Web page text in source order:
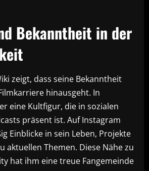
Bekanntheit in der
zeigt, dass seine Bekanntheit
hinausgeht. In
eine Kultfigur, die in sozialen
präsent ist. Auf Instagram
Einblicke in sein Leben, Projekte
aktuellen Themen. Diese Nähe zu
hat ihm eine treue Fangemeinde